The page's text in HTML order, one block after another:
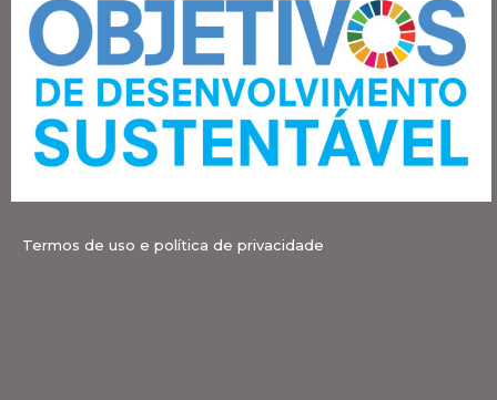
Termos de uso e política de privacidade